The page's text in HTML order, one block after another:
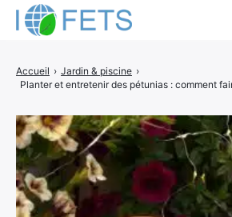
Accueil › Jardin & piscine ›
Planter et entretenir des pétunias : comment
Actualités
Métiers du BTP
Guides thermiques
Aides à la rénovation